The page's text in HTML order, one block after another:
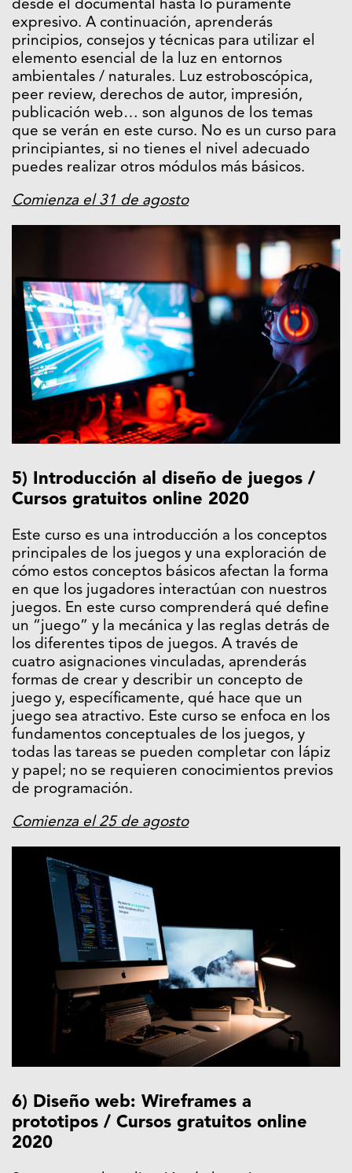
desde el documental hasta lo puramente
expresivo. A continuación, aprenderás
principios, consejos y técnicas para utilizar el
elemento esencial de la luz en entornos
ambientales / naturales. Luz estroboscópica,
peer review, derechos de autor, impresión,
publicación web… son algunos de los temas
que se verán en este curso. No es un curso para
principiantes, si no tienes el nivel adecuado
puedes realizar otros módulos más básicos.
Comienza el 31 de agosto
5) Introducción al diseño de juegos /
Cursos gratuitos online 2020
Este curso es una introducción a los conceptos
principales de los juegos y una exploración de
cómo estos conceptos básicos afectan la forma
en que los jugadores interactúan con nuestros
juegos. En este curso comprenderá qué define
un “juego” y la mecánica y las reglas detrás de
los diferentes tipos de juegos. A través de
cuatro asignaciones vinculadas, aprenderás
formas de crear y describir un concepto de
juego y, específicamente, qué hace que un
juego sea atractivo. Este curso se enfoca en los
fundamentos conceptuales de los juegos, y
todas las tareas se pueden completar con lápiz
y papel; no se requieren conocimientos previos
de programación.
Comienza el 25 de agosto
6) Diseño web: Wireframes a
prototipos / Cursos gratuitos online
2020